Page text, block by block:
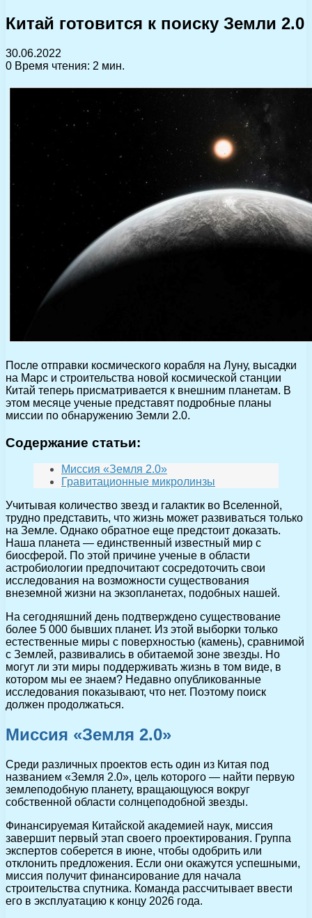
Китай готовится к поиску Земли 2.0
30.06.2022
0 Время чтения: 2 мин.
После отправки космического корабля на Луну, высадки
на Марс и строительства новой космической станции
Китай теперь присматривается к внешним планетам. В
этом месяце ученые представят подробные планы
миссии по обнаружению Земли 2.0.
Содержание статьи:
Миссия «Земля 2.0»
Гравитационные микролинзы
Учитывая количество звезд и галактик во Вселенной,
трудно представить, что жизнь может развиваться только
на Земле. Однако обратное еще предстоит доказать.
Наша планета — единственный известный мир с
биосферой. По этой причине ученые в области
астробиологии предпочитают сосредоточить свои
исследования на возможности существования
внеземной жизни на экзопланетах, подобных нашей.
На сегодняшний день подтверждено существование
более 5 000 бывших планет. Из этой выборки только
естественные миры с поверхностью (камень), сравнимой
с Землей, развивались в обитаемой зоне звезды. Но
могут ли эти миры поддерживать жизнь в том виде, в
котором мы ее знаем? Недавно опубликованные
исследования показывают, что нет. Поэтому поиск
должен продолжаться.
Миссия «Земля 2.0»
Среди различных проектов есть один из Китая под
названием «Земля 2.0», цель которого — найти первую
землеподобную планету, вращающуюся вокруг
собственной области солнцеподобной звезды.
Финансируемая Китайской академией наук, миссия
завершит первый этап своего проектирования. Группа
экспертов соберется в июне, чтобы одобрить или
отклонить предложения. Если они окажутся успешными,
миссия получит финансирование для начала
строительства спутника. Команда рассчитывает ввести
его в эксплуатацию к концу 2026 года.